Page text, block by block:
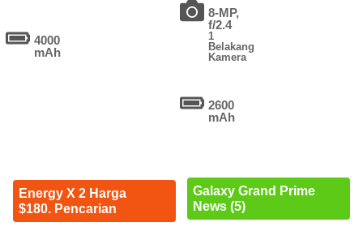
4000
mAh
Energy X 2 Harga
$180. Pencarian
8-MP,
f/2.4
1
Belakang
Kamera
2600
mAh
Galaxy Grand Prime
News (5)